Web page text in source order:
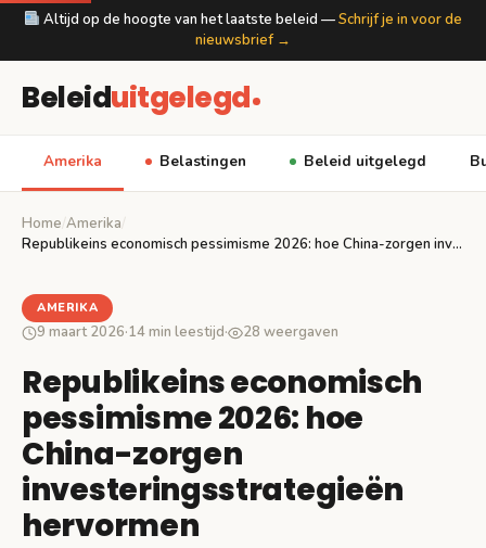
Altijd op de hoogte van het laatste beleid —Schrijf je in voor de
nieuwsbrief →
Beleiduitgelegd
Amerika Belastingen Beleid uitgelegd
Home Amerika
Republikeins economisch pessimisme 2026: hoe China-zorgen investeringsstrategieën hervormen
AMERIKA
9 maart 2026·14 min leestijd· 28 weergaven
Republikeins economisch
pessimisme 2026: hoe
China-zorgen
investeringsstrategieën
hervormen